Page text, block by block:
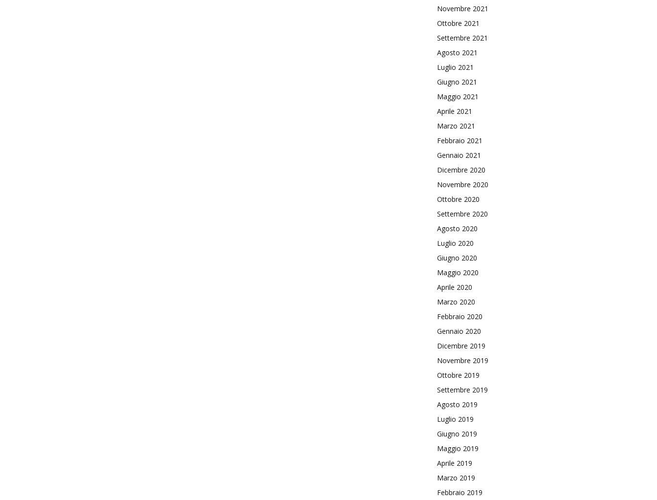
Novembre 2021
Ottobre 2021
Settembre 2021
Agosto 2021
Luglio 2021
Giugno 2021
Maggio 2021
Aprile 2021
Marzo 2021
Febbraio 2021
Gennaio 2021
Dicembre 2020
Novembre 2020
Ottobre 2020
Settembre 2020
Agosto 2020
Luglio 2020
Giugno 2020
Maggio 2020
Aprile 2020
Marzo 2020
Febbraio 2020
Gennaio 2020
Dicembre 2019
Novembre 2019
Ottobre 2019
Settembre 2019
Agosto 2019
Luglio 2019
Giugno 2019
Maggio 2019
Aprile 2019
Marzo 2019
Febbraio 2019